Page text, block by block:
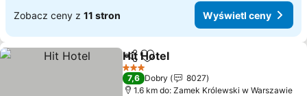
Zobacz ceny z 11 stron Wyświetl ceny
UdostępnijDodaj do ulubionych
Hit Hotel
3 Kategoria
7,6 Dobry
8027
1.6 km do: Zamek Królewski w Warszawie